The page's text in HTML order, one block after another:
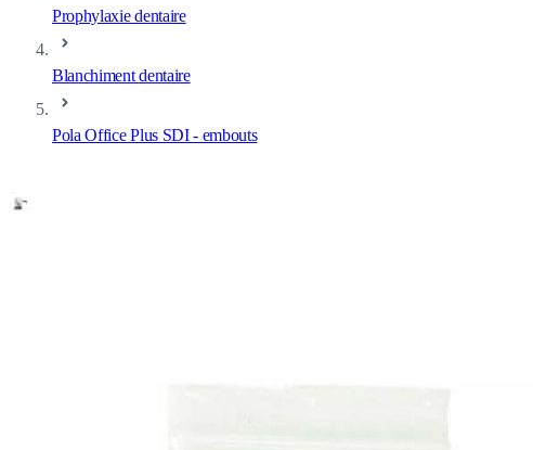
Prophylaxie dentaire
Blanchiment dentaire
Pola Office Plus SDI - embouts